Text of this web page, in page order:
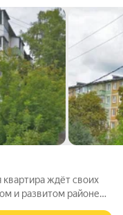
ждёт своих
и развитом районе